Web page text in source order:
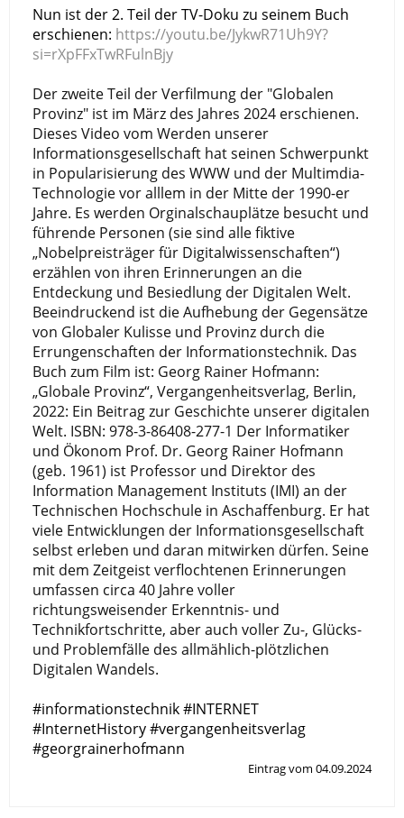
Nun ist der 2. Teil der TV-Doku zu seinem Buch
erschienen: https://youtu.be/JykwR71Uh9Y?
si=rXpFFxTwRFulnBjy
Der zweite Teil der Verfilmung der "Globalen
Provinz" ist im März des Jahres 2024 erschienen.
Dieses Video vom Werden unserer
Informationsgesellschaft hat seinen Schwerpunkt
in Popularisierung des WWW und der Multimdia-
Technologie vor alllem in der Mitte der 1990-er
Jahre. Es werden Orginalschauplätze besucht und
führende Personen (sie sind alle fiktive
„Nobelpreisträger für Digitalwissenschaften“)
erzählen von ihren Erinnerungen an die
Entdeckung und Besiedlung der Digitalen Welt.
Beeindruckend ist die Aufhebung der Gegensätze
von Globaler Kulisse und Provinz durch die
Errungenschaften der Informationstechnik. Das
Buch zum Film ist: Georg Rainer Hofmann:
„Globale Provinz“, Vergangenheitsverlag, Berlin,
2022: Ein Beitrag zur Geschichte unserer digitalen
Welt. ISBN: 978-3-86408-277-1 Der Informatiker
und Ökonom Prof. Dr. Georg Rainer Hofmann
(geb. 1961) ist Professor und Direktor des
Information Management Instituts (IMI) an der
Technischen Hochschule in Aschaffenburg. Er hat
viele Entwicklungen der Informationsgesellschaft
selbst erleben und daran mitwirken dürfen. Seine
mit dem Zeitgeist verflochtenen Erinnerungen
umfassen circa 40 Jahre voller
richtungsweisender Erkenntnis- und
Technikfortschritte, aber auch voller Zu-, Glücks-
und Problemfälle des allmählich-plötzlichen
Digitalen Wandels.
#informationstechnik#INTERNET
#InternetHistory#vergangenheitsverlag
#georgrainerhofmann
Eintrag vom 04.09.2024